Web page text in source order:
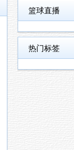
篮球直播
热门标签